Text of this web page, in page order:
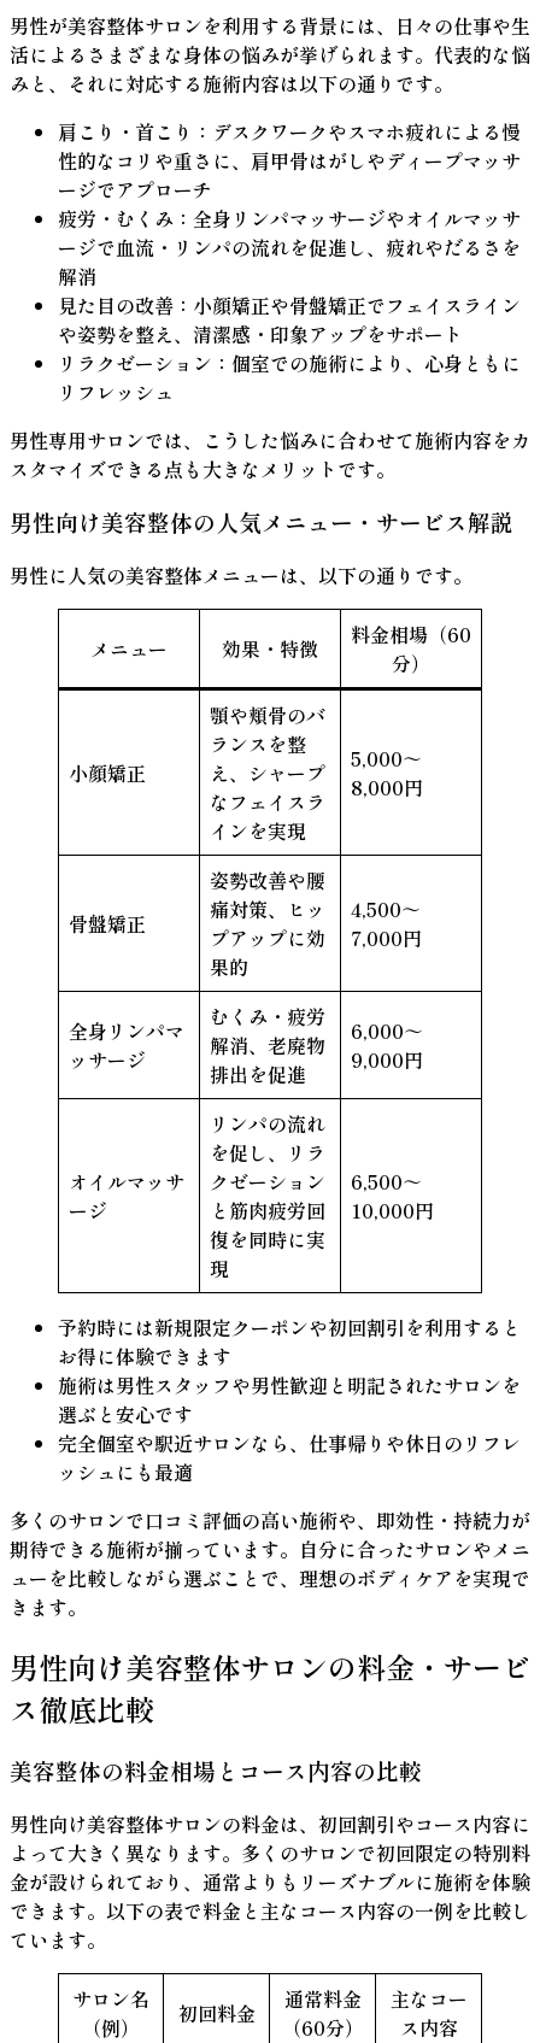
男性が美容整体サロンを利用する背景には、日々の仕事や生
活によるさまざまな身体の悩みが挙げられます。代表的な悩
みと、それに対応する施術内容は以下の通りです。
肩こり・首こり ：デスクワークやスマホ疲れによる慢
性的なコリや重さに、肩甲骨はがしやディープマッサ
ージでアプローチ
疲労・むくみ ：全身リンパマッサージやオイルマッサ
ージで血流・リンパの流れを促進し、疲れやだるさを
解消
見た目の改善 ：小顔矯正や骨盤矯正でフェイスライン
や姿勢を整え、清潔感・印象アップをサポート
リラクゼーション ：個室での施術により、心身ともに
リフレッシュ
男性専用サロンでは、こうした悩みに合わせて施術内容をカ
スタマイズできる点も大きなメリットです。
男性向け美容整体の人気メニュー・サービス解説
男性に人気の美容整体メニューは、以下の通りです。
メニュー 効果・特徴
料金相場（60
分）
小顔矯正
顎や頬骨のバ
ランスを整
え、シャープ
なフェイスラ
インを実現
5,000～
8,000円
骨盤矯正
姿勢改善や腰
痛対策、ヒッ
プアップに効
果的
4,500～
7,000円
全身リンパマ
ッサージ
むくみ・疲労
解消、老廃物
排出を促進
6,000～
9,000円
オイルマッサ
ージ
リンパの流れ
を促し、リラ
クゼーション
と筋肉疲労回
復を同時に実
現
6,500～
10,000円
予約時には新規限定クーポンや初回割引 を利用すると
お得に体験できます
施術は男性スタッフや男性歓迎 と明記されたサロンを
選ぶと安心です
完全個室や駅近サロンなら、仕事帰りや休日のリフレ
ッシュにも最適
多くのサロンで口コミ評価の高い施術や、即効性・持続力が
期待できる施術が揃っています。自分に合ったサロンやメニ
ューを比較しながら選ぶことで、理想のボディケアを実現で
きます。
男性向け美容整体サロンの料金・サービ
ス徹底比較
美容整体の料金相場とコース内容の比較
男性向け美容整体サロンの料金は、初回割引やコース内容に
よって大きく異なります。多くのサロンで初回限定の特別料
金が設けられており、通常よりもリーズナブルに施術を体験
できます。以下の表で料金と主なコース内容の一例を比較し
ています。
サロン名
（例）
初回料金
通常料金
（60分）
主なコー
ス内容